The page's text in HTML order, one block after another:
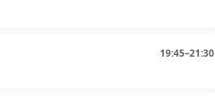
19:45–21:30